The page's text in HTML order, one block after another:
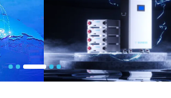
Productos
Soluciones